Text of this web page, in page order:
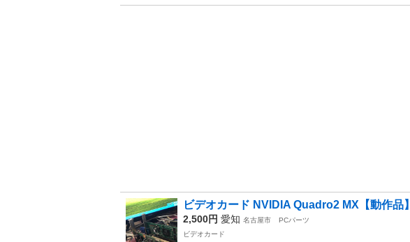
ビデオカード NVIDIA Quadro2 MX【動作品】
2,500円 愛知 名古屋市
PCパーツ
ビデオカード